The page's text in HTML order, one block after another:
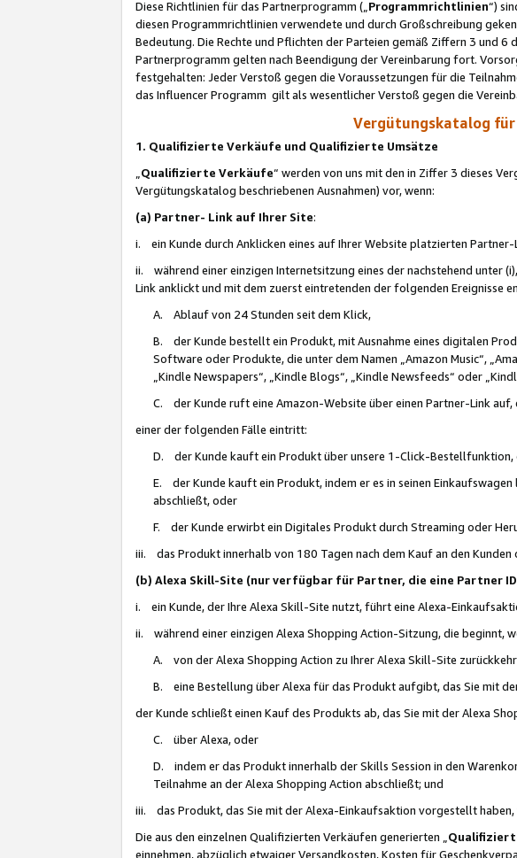
Diese Richtlinien für das Partnerprogramm („Programmrichtlinien“)
diesen Programmrichtlinien verwendete und durch Großschreibung
Bedeutung. Die Rechte und Pflichten der Parteien gemäß Ziffern 3 und
Partnerprogramm gelten nach Beendigung der Vereinbarung fort.
festgehalten: Jeder Verstoß gegen die Voraussetzungen für die
das Influencer Programm gilt als wesentlicher Verstoß gegen die
Vergütungskatalog
1. Qualifizierte Verkäufe und Qualifizierte Umsätze
Qualifizierte Verkäufe“ werden von uns mit den in Ziffer 3 dieses
Vergütungskatalog beschriebenen Ausnahmen) vor, wenn:
(a) Partner- Link auf Ihrer Site:
i. ein Kunde durch Anklicken eines auf Ihrer Website platzierten
ii. während einer einzigen Internetsitzung eines der nachstehend unter
Link anklickt und mit dem zuerst eintretenden der folgenden Ereignisse
A. Ablauf von 24 Stunden seit dem Klick,
B. der Kunde bestellt ein Produkt, mit Ausnahme eines digitalen
Software oder Produkte, die unter dem Namen „Amazon Music“,
„Kindle Newspapers“, „Kindle Blogs“, „Kindle Newsfeeds“ oder
C. der Kunde ruft eine Amazon-Website über einen Partner-Link auf,
einer der folgenden Fälle eintritt:
D. der Kunde kauft ein Produkt über unsere 1-Click-Bestellfunktion,
E. der Kunde kauft ein Produkt, indem er es in seinen
abschließt, oder
F. der Kunde erwirbt ein Digitales Produkt durch Streaming oder
iii. das Produkt innerhalb von 180 Tagen nach dem Kauf an den
(b) Alexa Skill-Site (nur verfügbar für Partner, die eine Partner
i. ein Kunde, der Ihre Alexa Skill-Site nutzt, führt eine Alexa-
ii. während einer einzigen Alexa Shopping Action-Sitzung, die beginnt,
A. von der Alexa Shopping Action zu Ihrer Alexa Skill-Site
B. eine Bestellung über Alexa für das Produkt aufgibt, das Sie mit
der Kunde schließt einen Kauf des Produkts ab, das Sie mit der Alexa
C. über Alexa, oder
D. indem er das Produkt innerhalb der Skills Session in den
Teilnahme an der Alexa Shopping Action abschließt; und
iii. das Produkt, das Sie mit der Alexa-Einkaufsaktion vorgestellt
Die aus den einzelnen Qualifizierten Verkäufen generierten „
einnehmen, abzüglich etwaiger Versandkosten, Kosten für